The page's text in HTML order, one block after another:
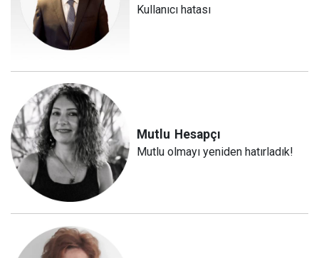
Kullanıcı hatası
Mutlu Hesapçı
Mutlu olmayı yeniden hatırladık!